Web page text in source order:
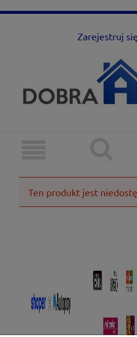
Zarejestruj się
Ten produkt jest